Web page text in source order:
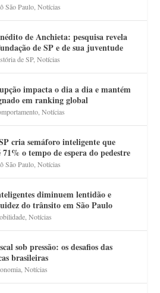
São Paulo ,Notícias
de Anchieta: pesquisa revela
de SP e de sua juventude
de SP,Notícias
impacta o dia a dia e mantém
em ranking global
,Notícias
cria semáforo inteligente que
o tempo de espera do pedestre
São Paulo ,Notícias
diminuem lentidão e
do trânsito em São Paulo
,Notícias
sob pressão: os desafios das
brasileiras
,Notícias